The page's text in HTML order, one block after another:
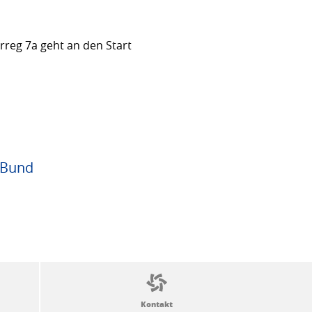
7a geht an den Start